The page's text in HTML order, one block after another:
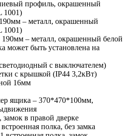
профиль, окрашенный
1001)
– металл, окрашенный
1001)
190мм – металл, окрашенный белой
может быть установлена на
с выключателем)
с крышкой (IP44 3,2кВт)
16мм
ящика – 370*470*100мм,
замок в правой дверке
полка, без замка